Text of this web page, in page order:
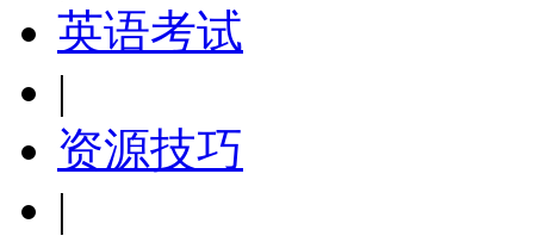
英语考试
|
资源技巧
|